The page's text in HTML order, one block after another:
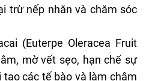
trừ nếp nhăn và chăm sóc
(Euterpe Oleracea Fruit
mờ vết sẹo, hạn chế sự
tạo các tế bào và làm chậm